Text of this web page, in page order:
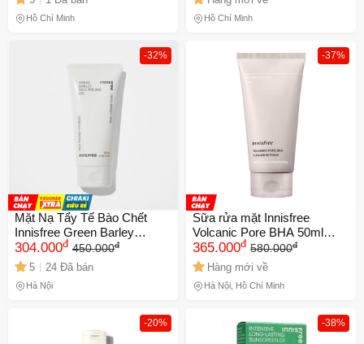
Mặt Hoàn Hảo
Hồ Chí Minh Hồ Chí Minh
-32%
Mặt Nạ Tẩy Tế Bào Chết
Innisfree Green Barley
Gommage - Chiết Xuất Từ
Hạt Mầm Lúa Mạch, Dưỡng
Da Sáng Mịn 120ml
304.000đ 450.000đ
5 24 Đã bán
Hà Nội
-37%
Sữa rửa mặt Innisfree
Volcanic Pore BHA 50ml
751229
365.000đ 580.000đ
Hàng mới về
Hà Nội, Hồ Chí Minh
-20% -38%